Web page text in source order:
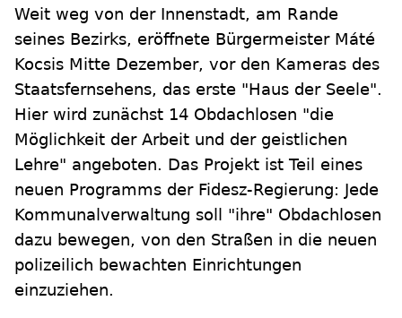
Weit weg von der Innenstadt, am Rande
seines Bezirks, eröffnete Bürgermeister Máté
Kocsis Mitte Dezember, vor den Kameras des
Staatsfernsehens, das erste "Haus der Seele".
Hier wird zunächst 14 Obdachlosen "die
Möglichkeit der Arbeit und der geistlichen
Lehre" angeboten. Das Projekt ist Teil eines
neuen Programms der Fidesz-Regierung: Jede
Kommunalverwaltung soll "ihre" Obdachlosen
dazu bewegen, von den Straßen in die neuen
polizeilich bewachten Einrichtungen
einzuziehen.